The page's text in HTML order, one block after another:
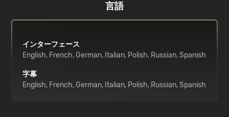
言語
インターフェース
English French German Italian Polish Russian Spanish
字幕
English French German Italian Polish Russian Spanish